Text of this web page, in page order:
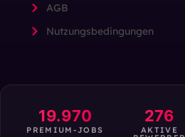
AGB
Nutzungsbedingungen
19.970
PREMIUM-JOBS
276
AKTIVE